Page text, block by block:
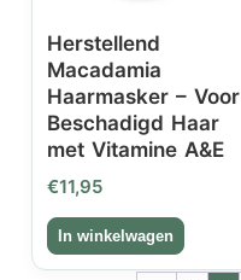
Herstellend
Macadamia
Haarmasker – Voor
Beschadigd Haar
met Vitamine A&E
€11,95